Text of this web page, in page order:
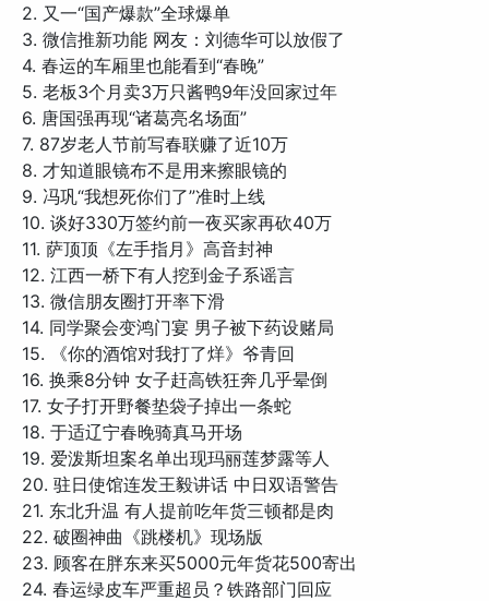
2. 又一“国产爆款”全球爆单
3. 微信推新功能 网友：刘德华可以放假了
4. 春运的车厢里也能看到“春晚”
5. 老板3个月卖3万只酱鸭9年没回家过年
6. 唐国强再现“诸葛亮名场面”
7. 87岁老人节前写春联赚了近10万
8. 才知道眼镜布不是用来擦眼镜的
9. 冯巩“我想死你们了”准时上线
10. 谈好330万签约前一夜买家再砍40万
11. 萨顶顶《左手指月》高音封神
12. 江西一桥下有人挖到金子系谣言
13. 微信朋友圈打开率下滑
14. 同学聚会变鸿门宴 男子被下药设赌局
15. 《你的酒馆对我打了烊》爷青回
16. 换乘8分钟 女子赶高铁狂奔几乎晕倒
17. 女子打开野餐垫袋子掉出一条蛇
18. 于适辽宁春晚骑真马开场
19. 爱泼斯坦案名单出现玛丽莲梦露等人
20. 驻日使馆连发王毅讲话 中日双语警告
21. 东北升温 有人提前吃年货三顿都是肉
22. 破圈神曲《跳楼机》现场版
23. 顾客在胖东来买5000元年货花500寄出
24. 春运绿皮车严重超员？铁路部门回应